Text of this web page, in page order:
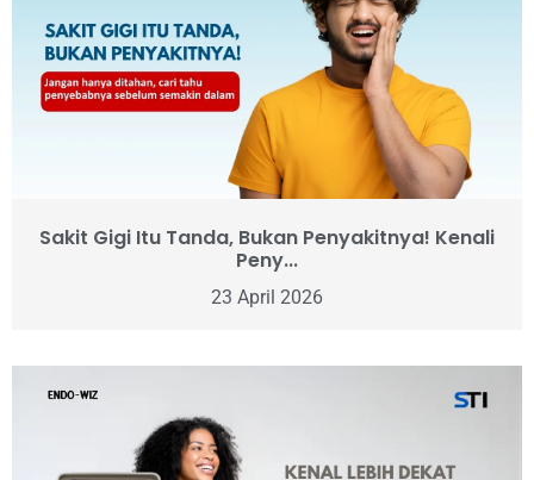
Sakit Gigi Itu Tanda, Bukan Penyakitnya! Kenali
Peny...
23 April 2026